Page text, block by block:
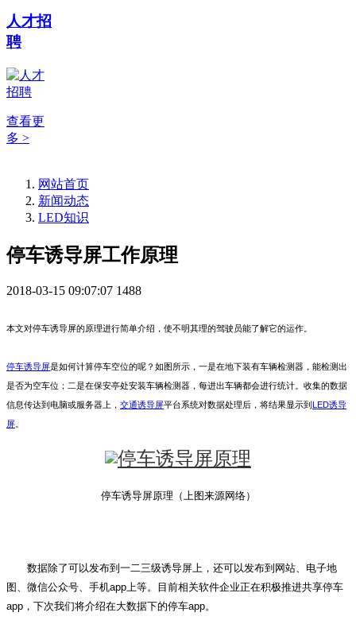
人才招
聘
查看更
多 >
网站首页
新闻动态
LED知识
停车诱导屏工作原理
2018-03-15 09:07:07 1488
本文对停车诱导屏的原理进行简单介绍，使不明其理的驾驶员能了解它的运作。
停车诱导屏是如何计算停车空位的呢？如图所示，一是在地下装有车辆检测器，能检测出
是否为空车位；二是在保安亭处安装车辆检测器，每进出车辆都会进行统计。收集的数据
信息传达到电脑或服务器上， 交通诱导屏平台系统对数据处理后，将结果显示到LED诱导
屏。
停车诱导屏原理（上图来源网络）
数据除了可以发布到一二三级诱导屏上，还可以发布到网站、电子地
图、微信公众号、手机app上等。目前相关软件企业正在积极推进共享停车
app，下次我们将介绍在大数据下的停车app。